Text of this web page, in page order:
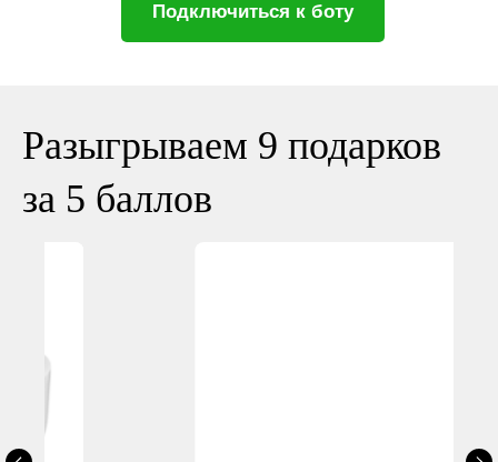
Подключиться к боту
Разыгрываем 9 подарков
за 5 баллов